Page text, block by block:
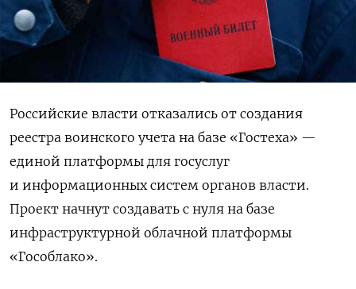
Российские власти отказались от создания
реестра воинского учета на базе «Гостеха» —
единой платформы для госуслуг
и информационных систем органов власти.
Проект начнут создавать с нуля на базе
инфраструктурной облачной платформы
«Гособлако».